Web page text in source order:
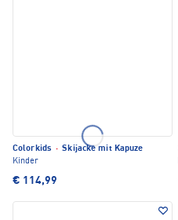
Colorkids · Skijacke mit Kapuze
Kinder
€ 114,99